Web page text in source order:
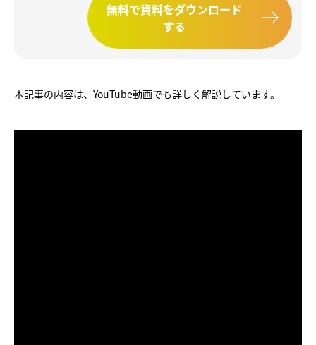
無料で資料をダウンロード
する
本記事の内容は、YouTube動画でも詳しく解説しています。